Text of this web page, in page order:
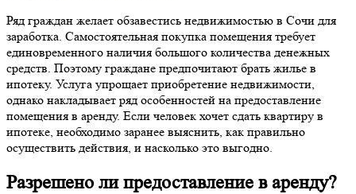
Ряд граждан желает обзавестись недвижимостью в Сочи для
заработка. Самостоятельная покупка помещения требует
единовременного наличия большого количества денежных
средств. Поэтому граждане предпочитают брать жилье в
ипотеку. Услуга упрощает приобретение недвижимости,
однако накладывает ряд особенностей на предоставление
помещения в аренду. Если человек хочет сдать квартиру в
ипотеке, необходимо заранее выяснить, как правильно
осуществить действия, и насколько это выгодно.
Разрешено ли предоставление в аренду?